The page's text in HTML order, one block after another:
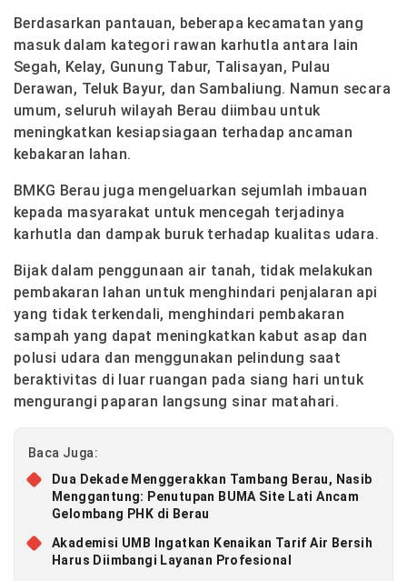
Berdasarkan pantauan, beberapa kecamatan yang
masuk dalam kategori rawan karhutla antara lain
Segah, Kelay, Gunung Tabur, Talisayan, Pulau
Derawan, Teluk Bayur, dan Sambaliung. Namun secara
umum, seluruh wilayah Berau diimbau untuk
meningkatkan kesiapsiagaan terhadap ancaman
kebakaran lahan.
BMKG Berau juga mengeluarkan sejumlah imbauan
kepada masyarakat untuk mencegah terjadinya
karhutla dan dampak buruk terhadap kualitas udara.
Bijak dalam penggunaan air tanah, tidak melakukan
pembakaran lahan untuk menghindari penjalaran api
yang tidak terkendali, menghindari pembakaran
sampah yang dapat meningkatkan kabut asap dan
polusi udara dan menggunakan pelindung saat
beraktivitas di luar ruangan pada siang hari untuk
mengurangi paparan langsung sinar matahari.
Baca Juga:
Dua Dekade Menggerakkan Tambang Berau, Nasib
Menggantung: Penutupan BUMA Site Lati Ancam
Gelombang PHK di Berau
Akademisi UMB Ingatkan Kenaikan Tarif Air Bersih
Harus Diimbangi Layanan Profesional